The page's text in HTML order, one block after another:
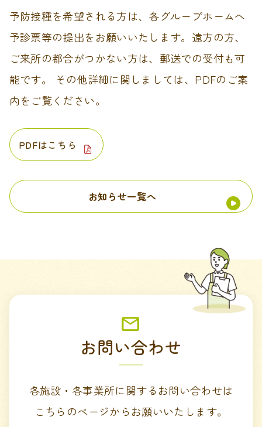
予防接種を希望される方は、各グループホームへ
予診票等の提出をお願いいたします。遠方の方、
ご来所の都合がつかない方は、郵送での受付も可
能です。 その他詳細に関しましては、PDFのご案
内をご覧ください。
PDFはこちら
お知らせ一覧へ
お問い合わせ
各施設・各事業所に関するお問い合わせは
こちらのページからお願いいたします。